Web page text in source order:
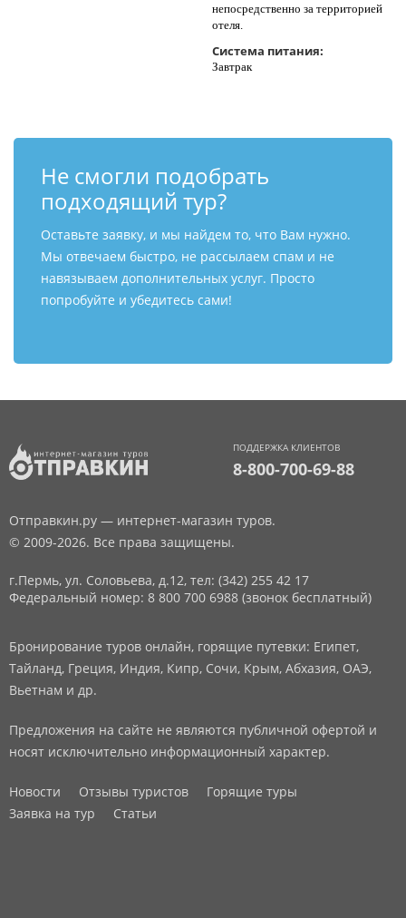
непосредственно за территорией
отеля.
Система питания:
Завтрак
Не смогли подобрать
подходящий тур?
Оставьте заявку, и мы найдем то, что Вам нужно.
Мы отвечаем быстро, не рассылаем спам и не
навязываем дополнительных услуг. Просто
попробуйте и убедитесь сами!
ПОДДЕРЖКА КЛИЕНТОВ
8-800-700-69-88
Отправкин.ру — интернет-магазин туров.
© 2009-2026. Все права защищены.
г.Пермь, ул. Соловьева, д.12, тел: (342) 255 42 17
Федеральный номер: 8 800 700 6988 (звонок бесплатный)
Бронирование туров онлайн, горящие путевки: Египет,
Тайланд, Греция, Индия, Кипр, Сочи, Крым, Абхазия, ОАЭ,
Вьетнам и др.
Предложения на сайте не являются публичной офертой и
носят исключительно информационный характер.
Новости Отзывы туристов
Горящие туры
Заявка на тур
Статьи